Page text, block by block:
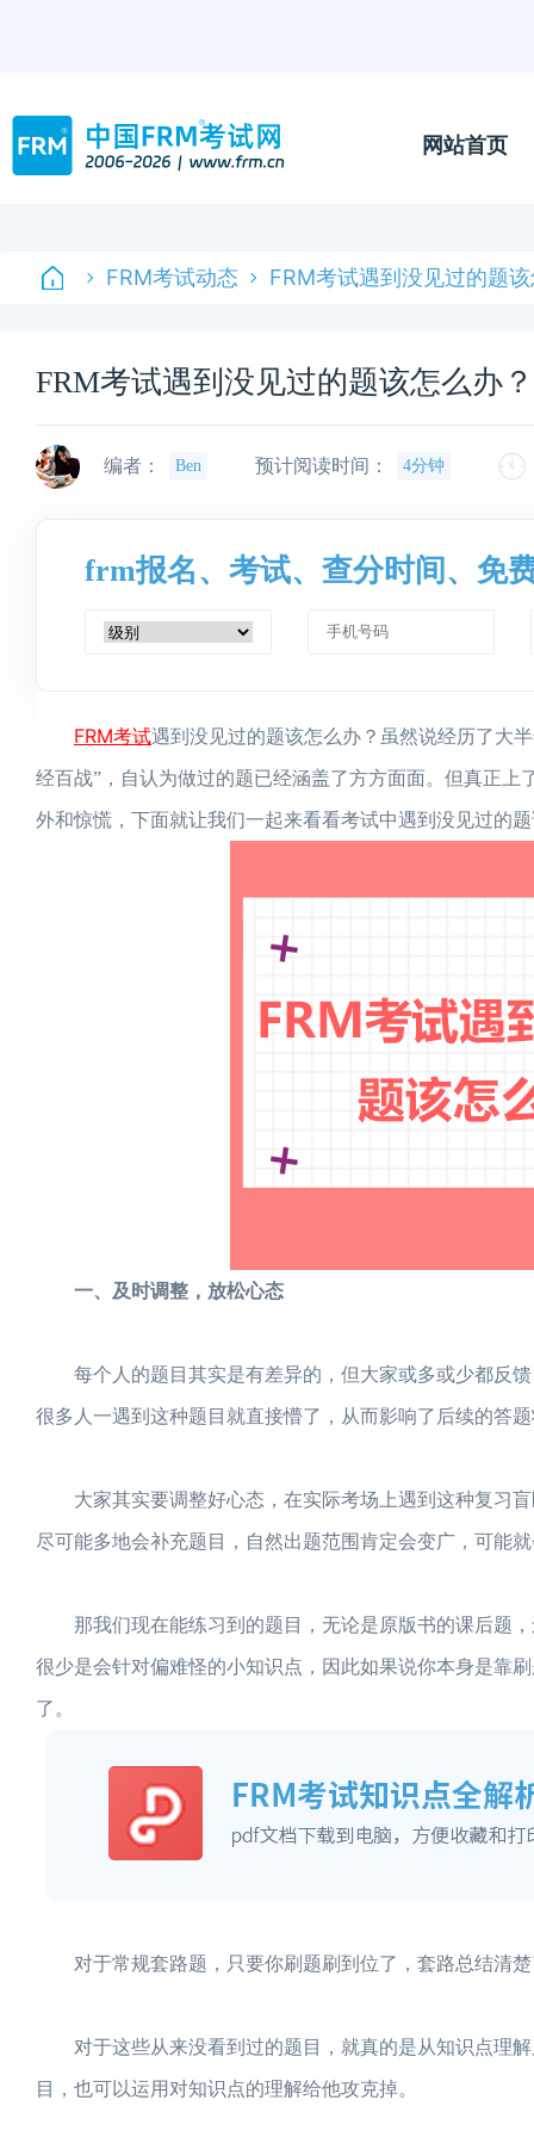
网站首页
FRM考试动态 FRM考试遇到没见过的题
FRM考试遇到没见过的题该怎么办？
编者： Ben 预计阅读时间： 4分钟
frm报名、考试、查分时间、免
FRM考试遇到没见过的题该怎么办？虽然说经历了大
经百战”，自认为做过的题已经涵盖了方方面面。但真正
外和惊慌，下面就让我们一起来看看考试中遇到没见过的
一、及时调整，放松心态
每个人的题目其实是有差异的，但大家或多或少都反馈
很多人一遇到这种题目就直接懵了，从而影响了后续的答
大家其实要调整好心态，在实际考场上遇到这种复习盲
尽可能多地会补充题目，自然出题范围肯定会变广，可能
那我们现在能练习到的题目，无论是原版书的课后题，
很少是会针对偏难怪的小知识点，因此如果说你本身是靠
了。
对于常规套路题，只要你刷题刷到位了，套路总结清楚
对于这些从来没看到过的题目，就真的是从知识点理解
目，也可以运用对知识点的理解给他攻克掉。